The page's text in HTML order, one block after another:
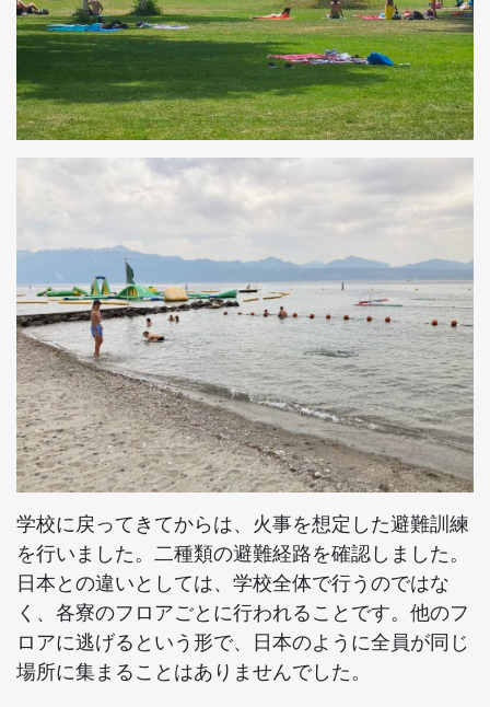
学校に戻ってきてからは、火事を想定した避難訓練
を行いました。二種類の避難経路を確認しました。
日本との違いとしては、学校全体で行うのではな
く、各寮のフロアごとに行われることです。他のフ
ロアに逃げるという形で、日本のように全員が同じ
場所に集まることはありませんでした。